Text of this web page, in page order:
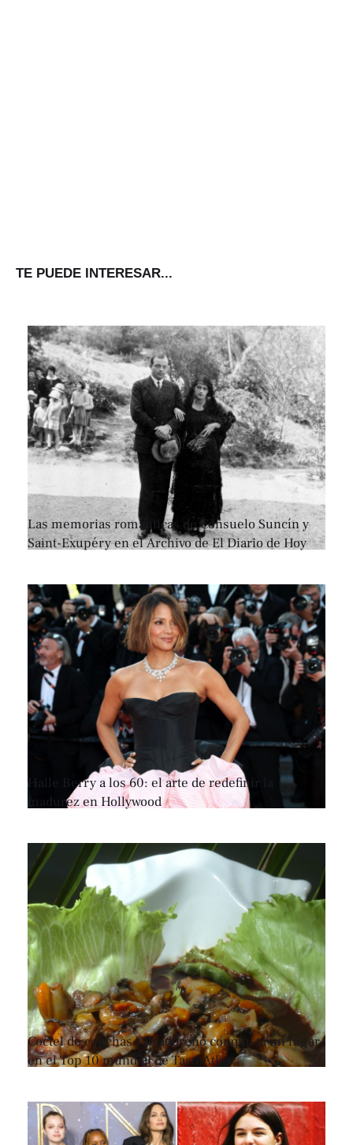
TE PUEDE INTERESAR...
Las memorias románticas de Consuelo Suncín y
Saint-Exupéry en el Archivo de El Diario de Hoy
Halle Berry a los 60: el arte de redefinir la
madurez en Hollywood
Coctel de conchas salvadoreño conquista un lugar
en el Top 10 mundial de TasteAtlas